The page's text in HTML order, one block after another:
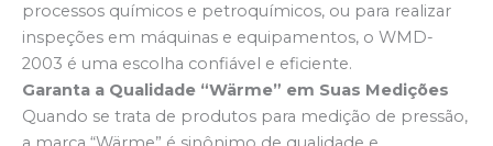
processos químicos e petroquímicos, ou para realizar
inspeções em máquinas e equipamentos, o WMD-
2003 é uma escolha confiável e eficiente.
Garanta a Qualidade “Wärme” em Suas Medições
Quando se trata de produtos para medição de pressão,